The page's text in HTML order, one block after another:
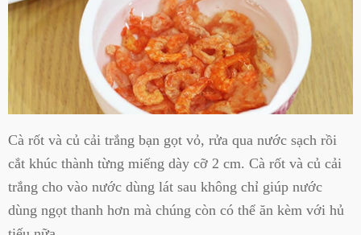
Cà rốt và củ cải trắng bạn gọt vỏ, rửa qua nước sạch rồi
cắt khúc thành từng miếng dày cỡ 2 cm. Cà rốt và củ cải
trắng cho vào nước dùng lát sau không chỉ giúp nước
dùng ngọt thanh hơn mà chúng còn có thể ăn kèm với hủ